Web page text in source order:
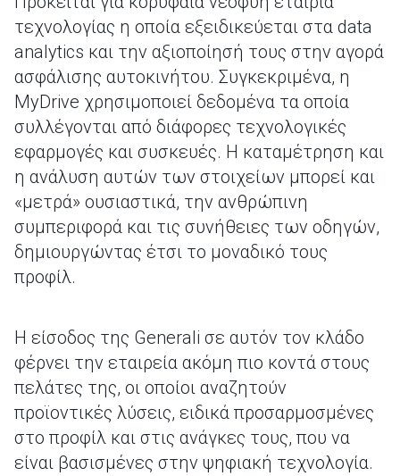
τεχνολογίας η οποία εξειδικεύεται στα data
analytics και την αξιοποίησή τους στην αγορά
ασφάλισης αυτοκινήτου. Συγκεκριμένα, η
MyDrive χρησιμοποιεί δεδομένα τα οποία
συλλέγονται από διάφορες τεχνολογικές
εφαρμογές και συσκευές. Η καταμέτρηση και
η ανάλυση αυτών των στοιχείων μπορεί και
«μετρά» ουσιαστικά, την ανθρώπινη
συμπεριφορά και τις συνήθειες των οδηγών,
δημιουργώντας έτσι το μοναδικό τους
προφίλ.
H είσοδος της Generali σε αυτόν τον κλάδο
φέρνει την εταιρεία ακόμη πιο κοντά στους
πελάτες της, οι οποίοι αναζητούν
προϊοντικές λύσεις, ειδικά προσαρμοσμένες
στο προφίλ και στις ανάγκες τους, που να
είναι βασισμένες στην ψηφιακή τεχνολογία.